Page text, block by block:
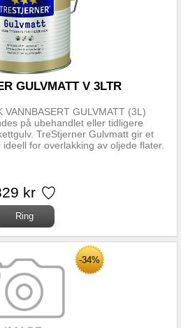
VANNBASERT GULVMATT (3L)
på ubehandlet eller tidligere
TreStjerner Gulvmatt gir et
for overlakking av oljede flater.
GULVMATT V 3LTR
kr
-34%